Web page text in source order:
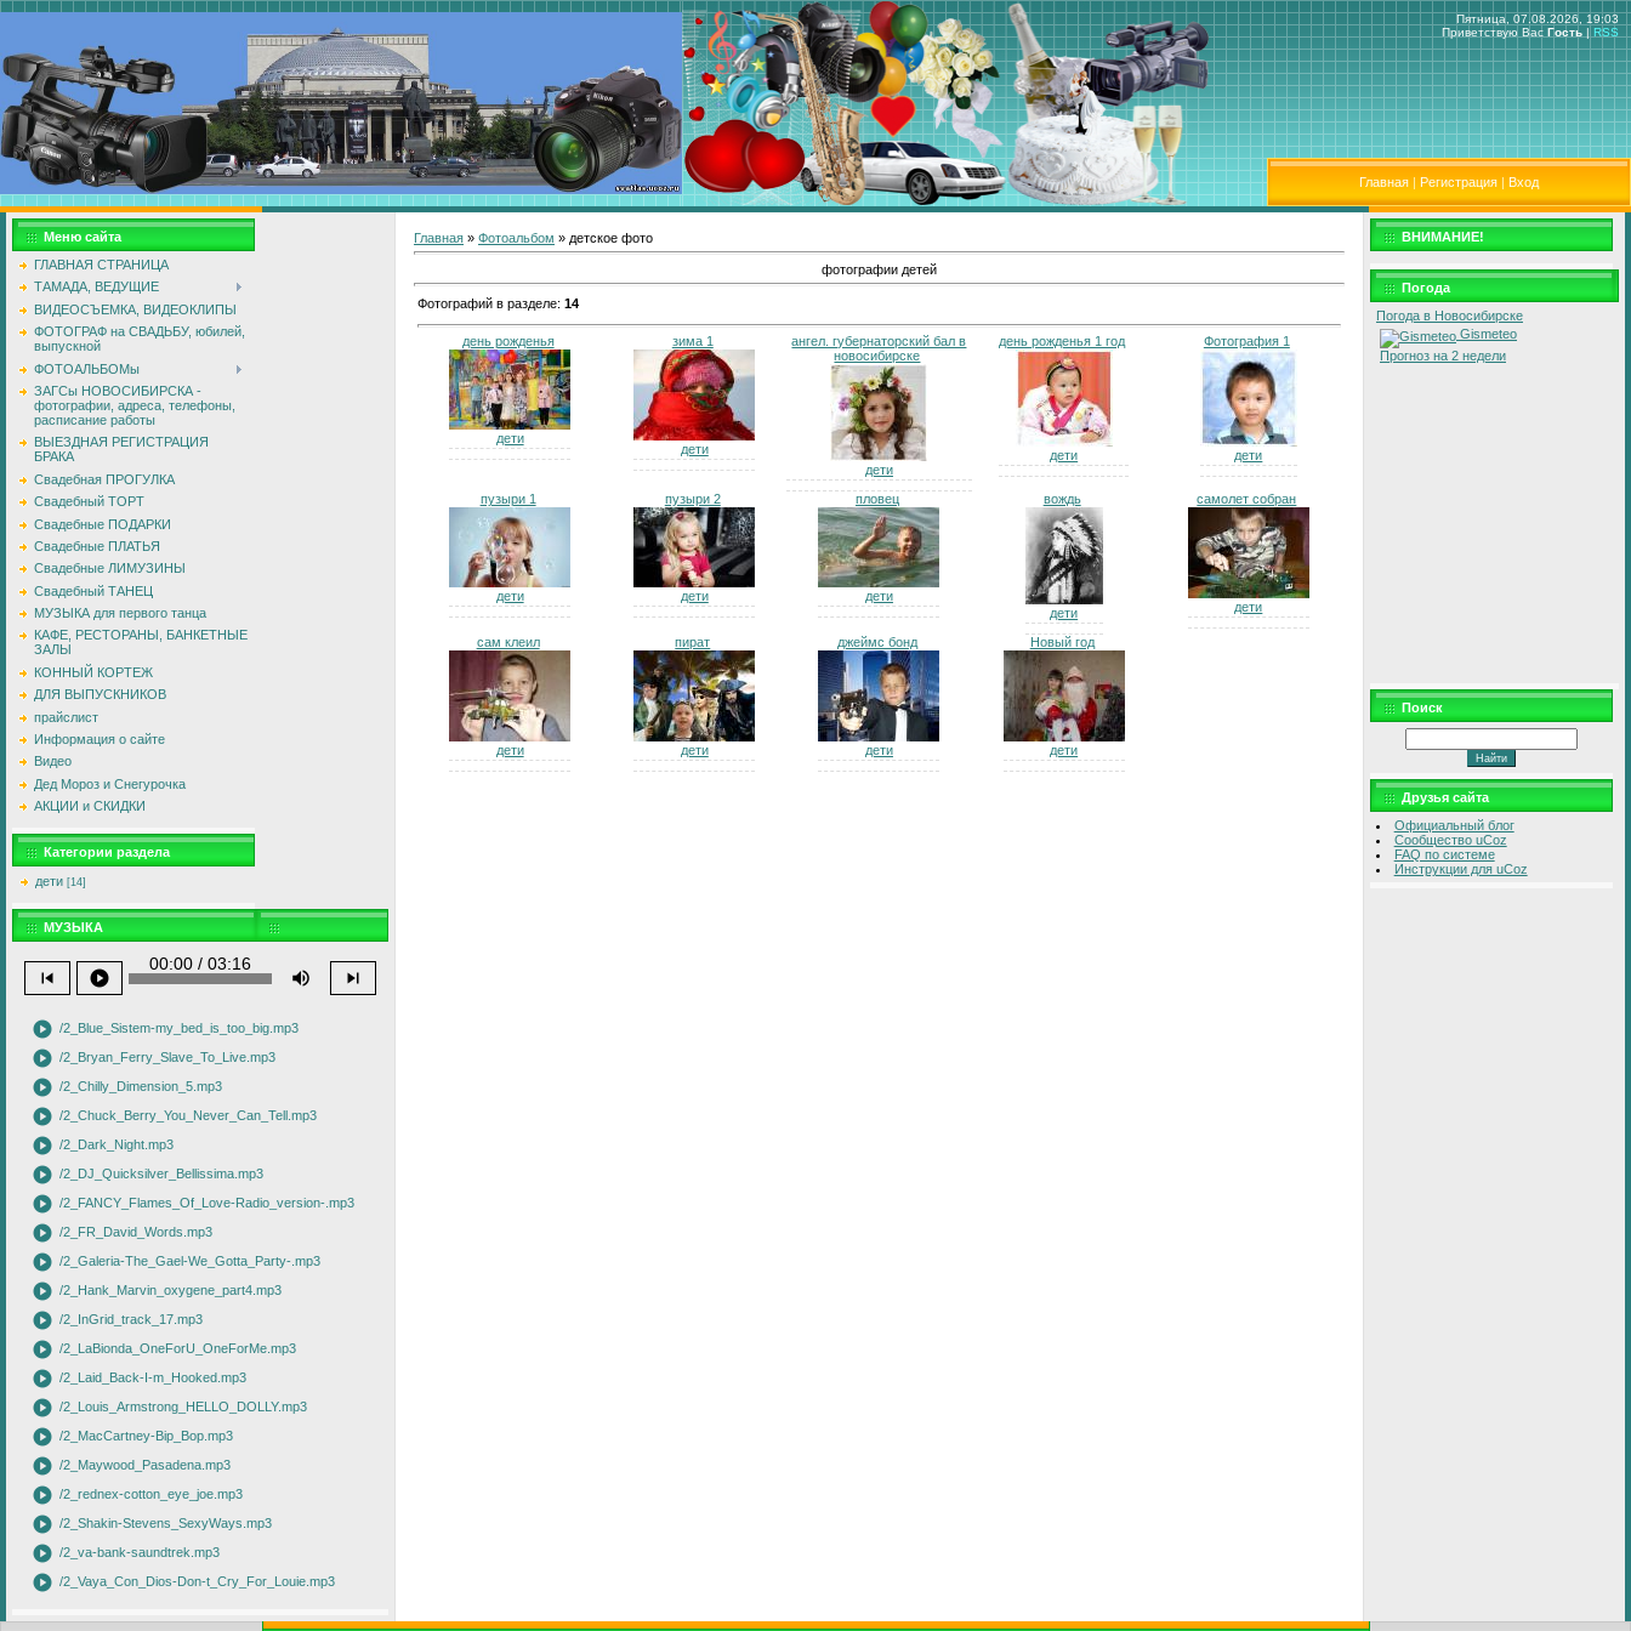
Пятница, 07.08.2026, 19:03
Приветствую Вас Гость | RSS
Главная | Регистрация | Вход
Меню сайта
ГЛАВНАЯ СТРАНИЦА
ТАМАДА, ВЕДУЩИЕ
ВИДЕОСЪЕМКА, ВИДЕОКЛИПЫ
ФОТОГРАФ на СВАДЬБУ, юбилей,
выпускной
ФОТОАЛЬБОМы
ЗАГСы НОВОСИБИРСКА -
фотографии, адреса, телефоны,
расписание работы
ВЫЕЗДНАЯ РЕГИСТРАЦИЯ
БРАКА
Свадебная ПРОГУЛКА
Свадебный ТОРТ
Свадебные ПОДАРКИ
Свадебные ПЛАТЬЯ
Свадебные ЛИМУЗИНЫ
Свадебный ТАНЕЦ
МУЗЫКА для первого танца
КАФЕ, РЕСТОРАНЫ, БАНКЕТНЫЕ
ЗАЛЫ
КОННЫЙ КОРТЕЖ
ДЛЯ ВЫПУСКНИКОВ
прайслист
Информация о сайте
Видео
Дед Мороз и Снегурочка
АКЦИИ и СКИДКИ
Категории раздела
дети [14]
МУЗЫКА
skip_previous play_circle
00:00 / 03:16
volume_up skip_next
play_circle /2_Blue_Sistem-my_bed_is_too_big.mp3
play_circle /2_Bryan_Ferry_Slave_To_Live.mp3
play_circle /2_Chilly_Dimension_5.mp3
play_circle /2_Chuck_Berry_You_Never_Can_Tell.mp3
play_circle /2_Dark_Night.mp3
play_circle /2_DJ_Quicksilver_Bellissima.mp3
play_circle /2_FANCY_Flames_Of_Love-Radio_version-.mp3
play_circle /2_FR_David_Words.mp3
play_circle /2_Galeria-The_Gael-We_Gotta_Party-.mp3
play_circle /2_Hank_Marvin_oxygene_part4.mp3
play_circle /2_InGrid_track_17.mp3
play_circle /2_LaBionda_OneForU_OneForMe.mp3
play_circle /2_Laid_Back-I-m_Hooked.mp3
play_circle /2_Louis_Armstrong_HELLO_DOLLY.mp3
play_circle /2_MacCartney-Bip_Bop.mp3
play_circle /2_Maywood_Pasadena.mp3
play_circle /2_rednex-cotton_eye_joe.mp3
play_circle /2_Shakin-Stevens_SexyWays.mp3
play_circle /2_va-bank-saundtrek.mp3
play_circle /2_Vaya_Con_Dios-Don-t_Cry_For_Louie.mp3
Главная » Фотоальбом » детское фото
фотографии детей
Фотографий в разделе: 14
день рожденья
дети
зима 1
дети
ангел. губернаторский бал в
новосибирске
дети
день рожденья 1 год
дети
Фотография 1
дети
пузыри 1
дети
пузыри 2
дети
пловец
дети
вождь
дети
самолет собран
дети
сам клеил
дети
пират
дети
джеймс бонд
дети
Новый год
дети
ВНИМАНИЕ!
Погода
Погода в Новосибирске
Gismeteo
Прогноз на 2 недели
Поиск
Друзья сайта
Официальный блог
Сообщество uCoz
FAQ по системе
Инструкции для uCoz